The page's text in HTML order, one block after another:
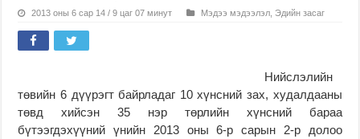
2013 оны 6 сар 14 / 9 цаг 07 минут Мэдээ мэдээлэл Эдийн засаг
Нийслэлийн
төвийн 6 дүүрэгт байрладаг 10 хүнсний зах, худалдааны
төвд хийсэн 35 нэр төрлийн хүнсний бараа
бүтээгдэхүүний үнийн 2013 оны 6-р сарын 2-р долоо